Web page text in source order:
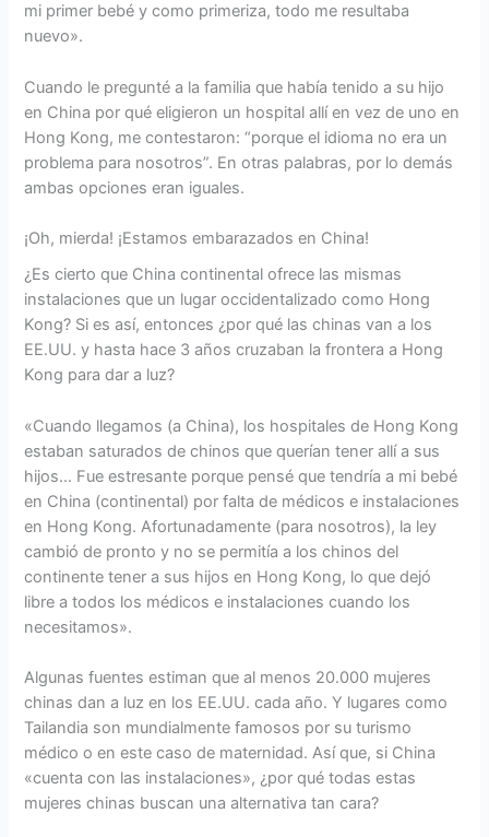
mi primer bebé y como primeriza, todo me resultaba
nuevo».
Cuando le pregunté a la familia que había tenido a su hijo
en China por qué eligieron un hospital allí en vez de uno en
Hong Kong, me contestaron: “porque el idioma no era un
problema para nosotros”. En otras palabras, por lo demás
ambas opciones eran iguales.
¡Oh, mierda! ¡Estamos embarazados en China!
¿Es cierto que China continental ofrece las mismas
instalaciones que un lugar occidentalizado como Hong
Kong? Si es así, entonces ¿por qué las chinas van a los
EE.UU. y hasta hace 3 años cruzaban la frontera a Hong
Kong para dar a luz?
«Cuando llegamos (a China), los hospitales de Hong Kong
estaban saturados de chinos que querían tener allí a sus
hijos… Fue estresante porque pensé que tendría a mi bebé
en China (continental) por falta de médicos e instalaciones
en Hong Kong. Afortunadamente (para nosotros), la ley
cambió de pronto y no se permitía a los chinos del
continente tener a sus hijos en Hong Kong, lo que dejó
libre a todos los médicos e instalaciones cuando los
necesitamos».
Algunas fuentes estiman que al menos 20.000 mujeres
chinas dan a luz en los EE.UU. cada año. Y lugares como
Tailandia son mundialmente famosos por su turismo
médico o en este caso de maternidad. Así que, si China
«cuenta con las instalaciones», ¿por qué todas estas
mujeres chinas buscan una alternativa tan cara?